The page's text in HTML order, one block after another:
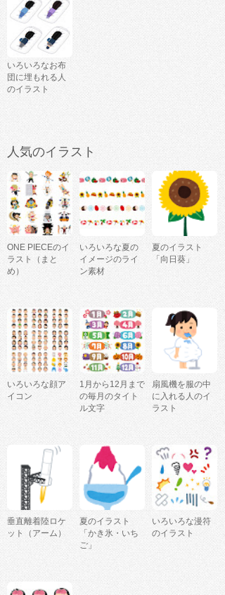
いろいろなお布
団に埋もれる人
のイラスト
人気のイラスト
ONE PIECEのイ
ラスト（まと
め）
いろいろな夏の
イメージのライ
ン素材
夏のイラスト
「向日葵」
いろいろな顔ア
イコン
1月から12月まで
の毎月のタイト
ル文字
扇風機を服の中
に入れる人のイ
ラスト
垂直離着陸ロケ
ット（アーム）
夏のイラスト
「かき氷・いち
ご」
いろいろな漫符
のイラスト